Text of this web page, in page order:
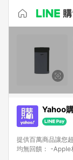
Yahoo
提供百萬商品讓您超好
均無回饋： -Apple